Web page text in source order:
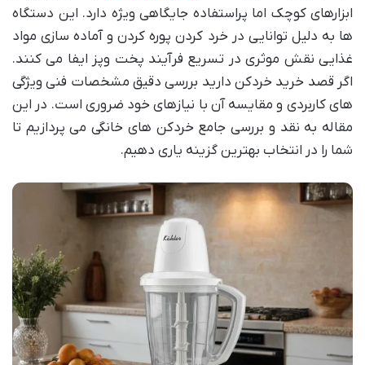
ابزارهای کوچک اما پراستفاده جایگاهی ویژه دارد. این دستگاه
ها به دلیل توانایی در خرد کردن پوره کردن و آماده سازی مواد
غذایی نقش موثری در تسریع فرآیند پخت وپز ایفا می کنند.
اگر قصد خرید خردکن دارید بررسی دقیق مشخصات فنی ویژگی
های کاربردی و مقایسه آن با نیازهای خود ضروری است. در این
مقاله به نقد و بررسی جامع خردکن های خانگی می پردازیم تا
شما را در انتخاب بهترین گزینه یاری دهیم.